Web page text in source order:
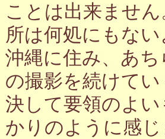
ことは出来ませ
所は何処にもな
沖縄に住み、あ
の撮影を続けて
決して要領のよ
かりのように感